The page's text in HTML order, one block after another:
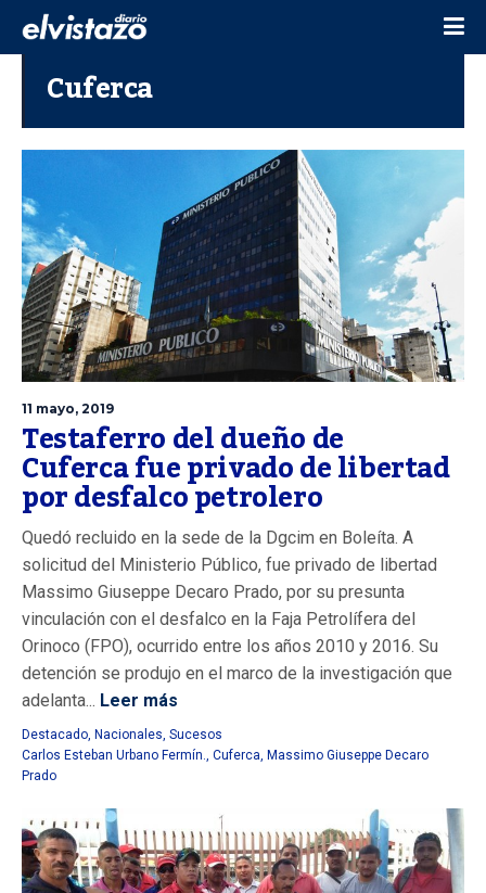
Cuferca
11 mayo, 2019
Testaferro del dueño de
Cuferca fue privado de libertad
por desfalco petrolero
Quedó recluido en la sede de la Dgcim en Boleíta. A
solicitud del Ministerio Público, fue privado de libertad
Massimo Giuseppe Decaro Prado, por su presunta
vinculación con el desfalco en la Faja Petrolífera del
Orinoco (FPO), ocurrido entre los años 2010 y 2016. Su
detención se produjo en el marco de la investigación que
adelanta... Leer más
Destacado Nacionales Sucesos
Carlos Esteban Urbano Fermín.
Cuferca Massimo Giuseppe Decaro
Prado